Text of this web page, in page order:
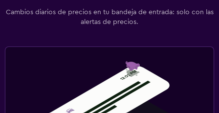
Cambios diarios de precios en tu bandeja de entrada: solo con las
alertas de precios.